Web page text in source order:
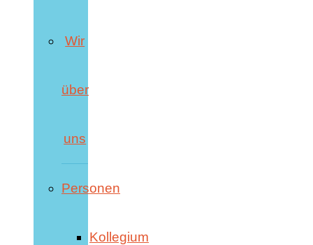
Wir
über
uns
Personen
Kollegium